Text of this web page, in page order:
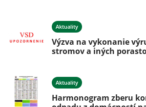
Aktuality
Výzva na vykonanie
stromov a iných
Aktuality
Harmonogram zberu